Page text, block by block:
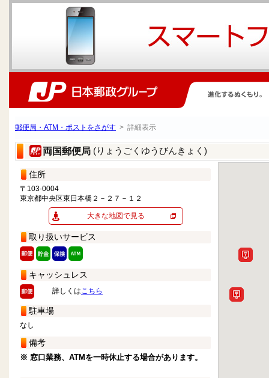
郵便局・ATM・ポストをさがす > 詳細表示
両国郵便局 (りょうごくゆうびんきょく)
住所
〒103-0004
東京都中央区東日本橋２－２７－１２
大きな地図で見る
取り扱いサービス
キャッシュレス
詳しくはこちら
駐車場
なし
備考
※ 窓口業務、ATMを一時休止する場合があります。